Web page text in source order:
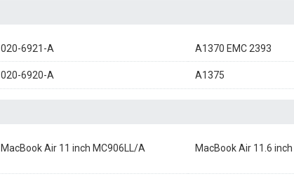
020-6921-A A1370 EMC 2393
020-6920-A A1375
MacBook Air 11 inch MC906LL/A MacBook Air 11.6